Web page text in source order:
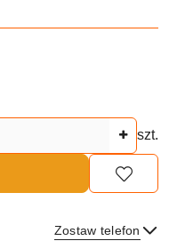
szt.
Zostaw telefon